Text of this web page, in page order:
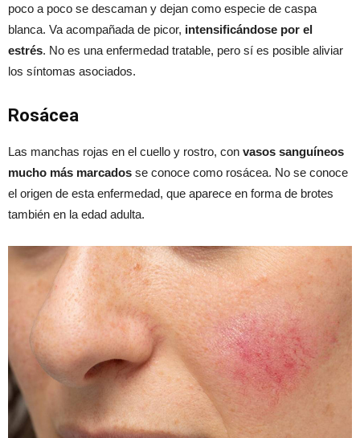
poco a poco se descaman y dejan como especie de caspa
blanca. Va acompañada de picor, intensificándose por el
estrés. No es una enfermedad tratable, pero sí es posible aliviar
los síntomas asociados.
Rosácea
Las manchas rojas en el cuello y rostro, con vasos sanguíneos
mucho más marcados se conoce como rosácea. No se conoce
el origen de esta enfermedad, que aparece en forma de brotes
también en la edad adulta.